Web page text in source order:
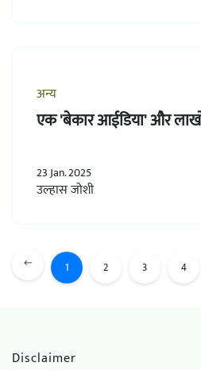
अन्य
एक 'बेकार आईडिया' और
23 Jan. 2025
उल्हास जोशी
1 2 3 4
Disclaimer